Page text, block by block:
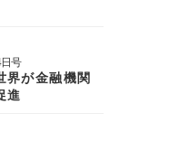
号
界が金融機関
進